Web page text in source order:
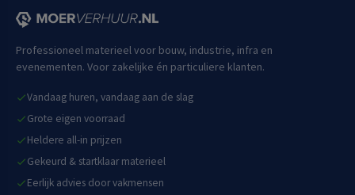
Professioneel materieel voor bouw, industrie, infra en
evenementen. Voor zakelijke én particuliere klanten.
Vandaag huren, vandaag aan de slag
Grote eigen voorraad
Heldere all-in prijzen
Gekeurd & startklaar materieel
Eerlijk advies door vakmensen